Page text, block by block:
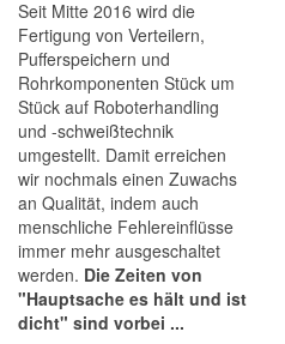
Seit Mitte 2016 wird die
Fertigung von Verteilern,
Pufferspeichern und
Rohrkomponenten Stück um
Stück auf Roboterhandling
und -schweißtechnik
umgestellt. Damit erreichen
wir nochmals einen Zuwachs
an Qualität, indem auch
menschliche Fehlereinflüsse
immer mehr ausgeschaltet
werden. Die Zeiten von
"Hauptsache es hält und ist
dicht" sind vorbei ...